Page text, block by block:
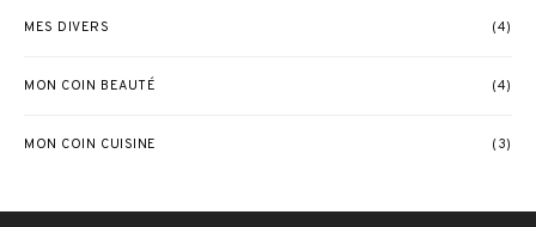
MES DIVERS (4)
MON COIN BEAUTÉ (4)
MON COIN CUISINE (3)